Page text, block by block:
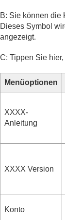
Einrichten
Wichtige
Fehlerbehebung
B: Sie können die
Dieses Symbol
angezeigt.
C: Tippen Sie
Menüoptionen
XXXX-
Anleitung
XXXX Version
Konto